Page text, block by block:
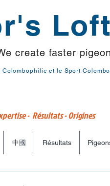
Loft
create faster
Colombophilie et le Sport
- Résultats - Origines
中國 Résultats